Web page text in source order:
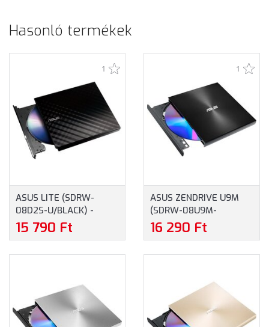
Hasonló termékek
1
ASUS LITE (SDRW-
08D2S-U/BLACK) -
ULTRAVÉKONY,
HORDOZHATÓ 8-SZOROS
15 790 Ft
1
ASUS ZENDRIVE U9M
(SDRW-08U9M-
U/BLACK) -
ULTRAVÉKONY,
16 290 Ft